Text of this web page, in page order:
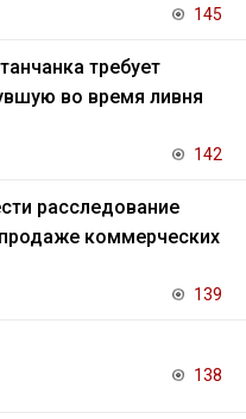
145
требует
во время ливня
142
расследование
коммерческих
139
138